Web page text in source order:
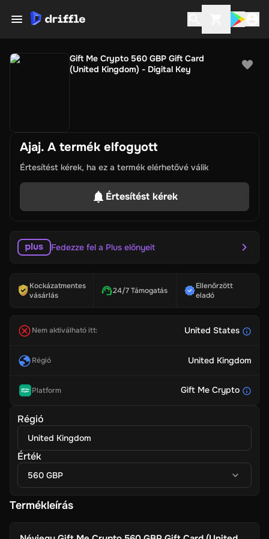
Gift Me Crypto 560 GBP Gift Card
(United Kingdom) - Digital Key
Ajaj. A termék elfogyott
Értesítést kérek, ha ez a termék elérhetővé válik
Értesítést kérek
Fedezze fel a Plus előnyeit
Kockázatmentes
vásárlás
24/7 Támogatás
Ellenőrzött
eladó
Nem aktiválható itt: United States
Régió United Kingdom
Platform Gift Me Crypto
Régió
United Kingdom
Érték
560 GBP
Termékleírás